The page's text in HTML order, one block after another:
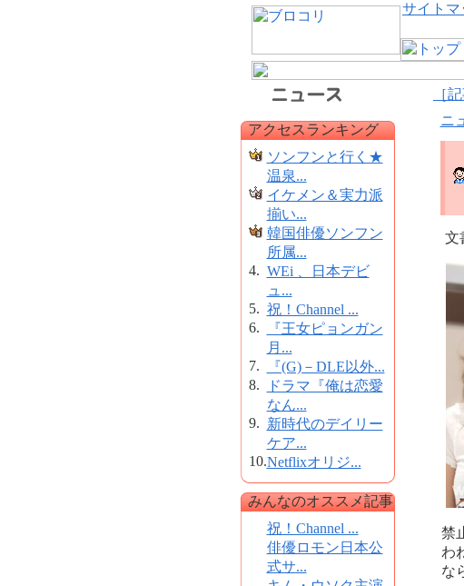
サイトマ
［
アクセスランキング
ソンフンと行く★
温泉...
イケメン＆実力派
揃い...
韓国俳優ソンフン
所属...
4. WEi 、日本デビ
ュ...
5. 祝！Channel ...
6.
『王女ピョンガン
月...
7.
『(G)－DLE以外...
8.
ドラマ『俺は恋愛
なん...
9. 新時代のデイリー
ケア...
10.Netflixオリジ...
みんなのオススメ記事
祝！Channel ...
俳優ロモン日本公
式サ...
ニ
文
禁
わ
な